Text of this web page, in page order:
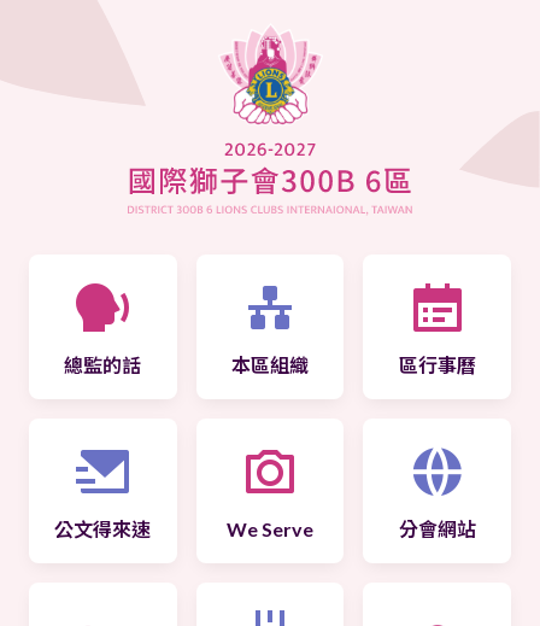
總監的話 本區組織 區行事曆
公文得來速 We Serve 分會網站